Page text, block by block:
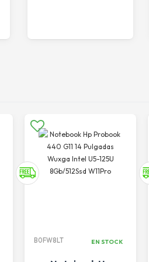
B0FW8LT EN STOCK